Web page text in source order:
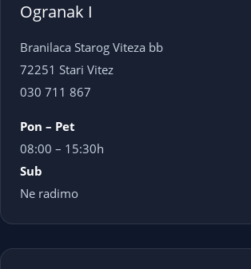
Ogranak I
Branilaca Starog Viteza bb
72251 Stari Vitez
030 711 867
Pon – Pet
08:00 – 15:30h
Sub
Ne radimo